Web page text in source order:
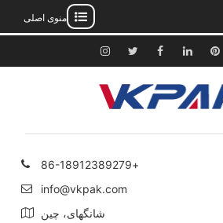
منوی اصلی
پینترستلینکدینفیس
بوک
توییتراینستاگرام
+86-18912389279
info@vkpak.com
شانگهای، چین